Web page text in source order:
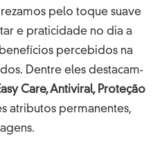
pelo toque suave
e praticidade no dia a
percebidos na
Dentre eles destacam-
Care, Antiviral, Proteção
atributos permanentes,